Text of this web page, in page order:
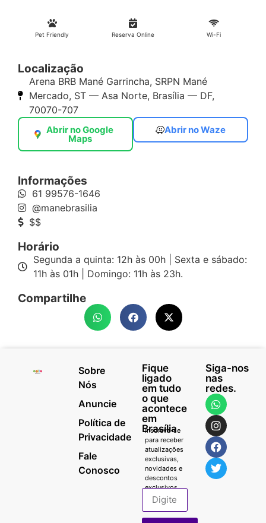
Pet Friendly Reserva Online Wi-Fi
Localização
Arena BRB Mané Garrincha, SRPN Mané
Mercado, ST — Asa Norte, Brasília — DF,
70070-707
Abrir no Google
Maps
Abrir no Waze
Informações
61 99576-1646
@manebrasilia
$$
Horário
Segunda a quinta: 12h às 00h | Sexta e sábado:
11h às 01h | Domingo: 11h às 23h.
Compartilhe
Sobre
Nós
Anuncie
Política de
Privacidade
Fale
Conosco
Fique
ligado
em tudo
o que
acontece
em
Brasília
Inscreva-se
para receber
atualizações
exclusivas,
novidades e
descontos
exclusivos.
Siga-nos
nas
redes.